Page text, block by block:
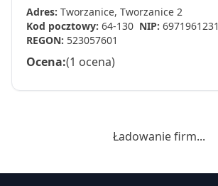
Adres: Tworzanice, Tworzanice 2
Kod pocztowy: 64-130 NIP: 6971961231
REGON: 523057601
Ocena:(1 ocena)
Ładowanie firm...